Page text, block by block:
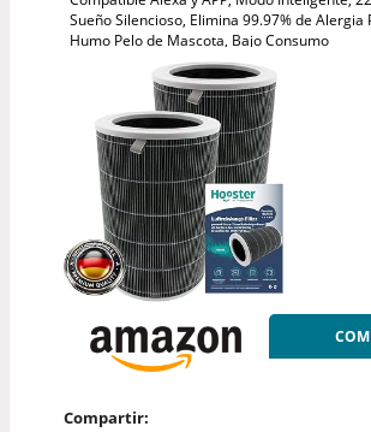
Sueño Silencioso, Elimina 99.97% de Alergia
Humo Pelo de Mascota, Bajo Consumo
Compartir: